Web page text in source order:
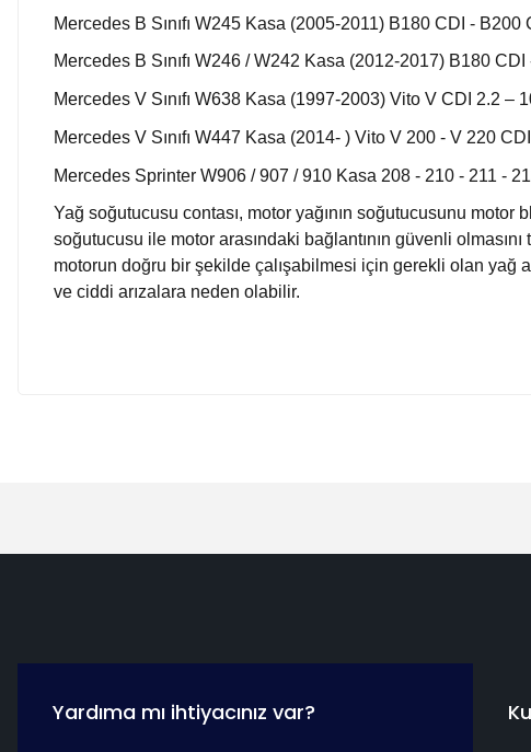
Mercedes B Sınıfı W245 Kasa (2005-2011) B180 CDI - B200
Mercedes B Sınıfı W246 / W242 Kasa (2012-2017) B180
Mercedes V Sınıfı W638 Kasa (1997-2003) Vito V CDI 2.2
Mercedes V Sınıfı W447 Kasa (2014- ) Vito V 200 - V 220
Mercedes Sprinter W906 / 907 / 910 Kasa 208 - 210 - 211 -
Yağ soğutucusu contası, motor yağının soğutucusunu motor
soğutucusu ile motor arasındaki bağlantının güvenli
motorun doğru bir şekilde çalışabilmesi için gerekli olan yağ
ve ciddi arızalara neden olabilir.
Yardıma mı ihtiyacınız var?